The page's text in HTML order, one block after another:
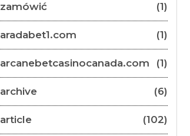
zamówić
(1)
aradabet1.com (1)
arcanebetcasinocanada.com (1)
archive (6)
article (102)